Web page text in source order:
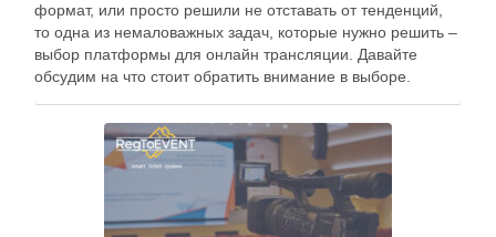
формат, или просто решили не отставать от тенденций,
то одна из немаловажных задач, которые нужно решить –
выбор платформы для онлайн трансляции. Давайте
обсудим на что стоит обратить внимание в выборе.
очень много. Поэтому если Вы …